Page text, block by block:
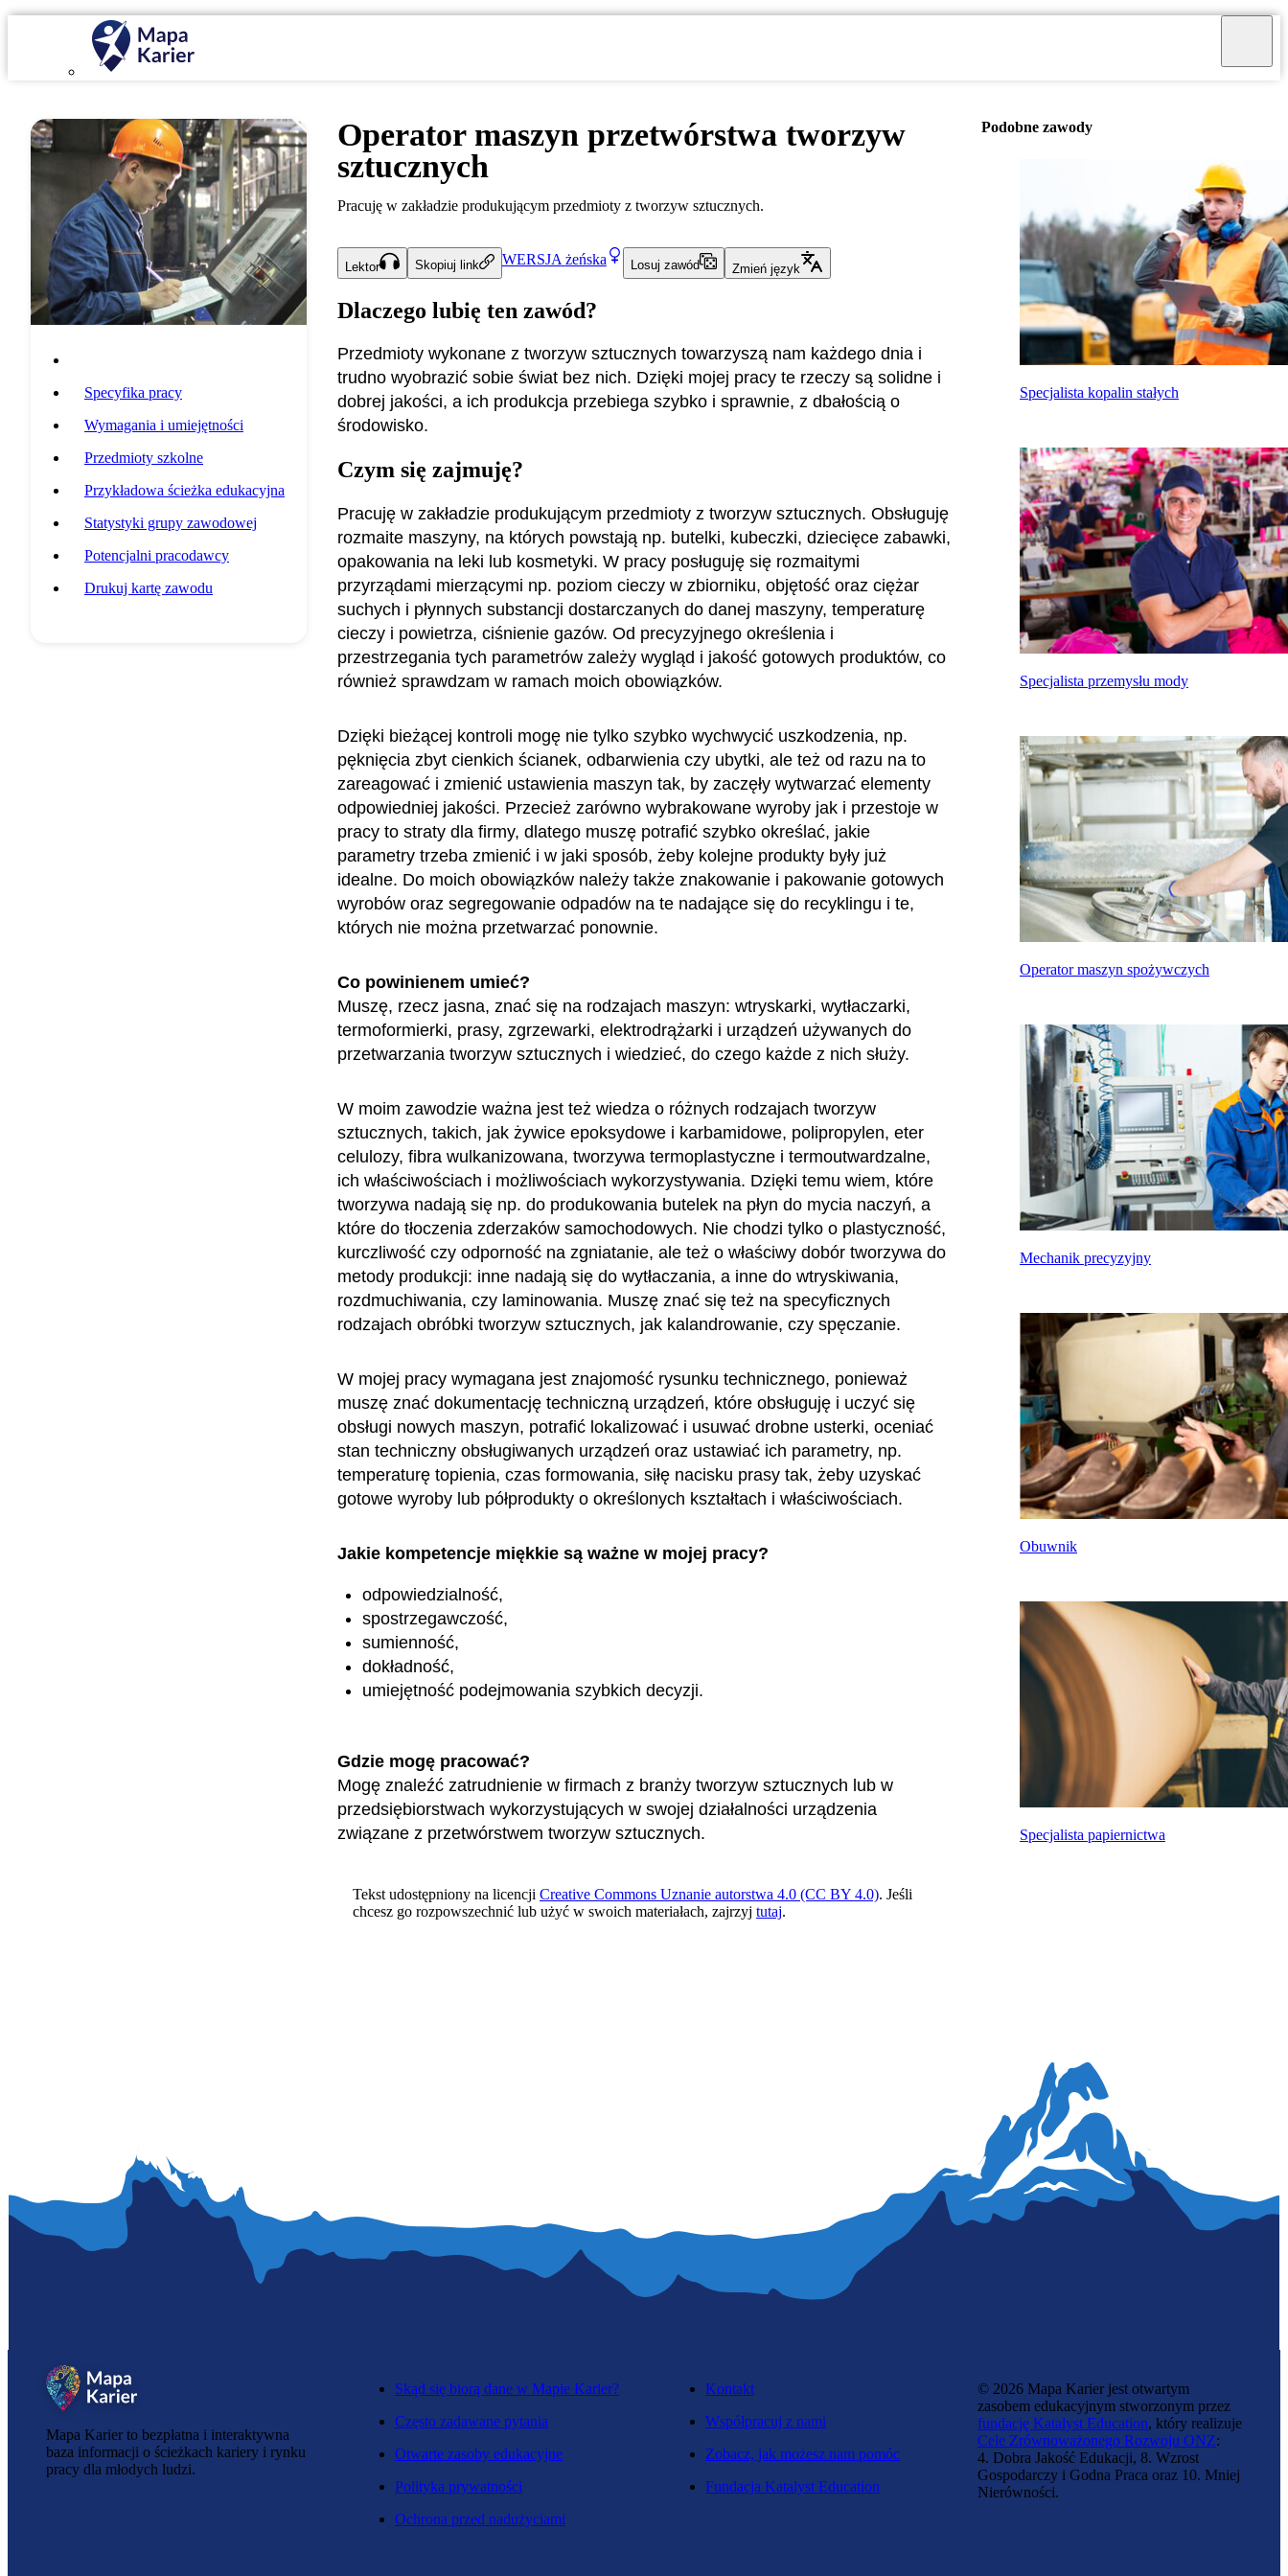
Specyfika pracy
Wymagania i umiejętności
Przedmioty szkolne
Przykładowa ścieżka edukacyjna
Statystyki grupy zawodowej
Potencjalni pracodawcy
Drukuj kartę zawodu
Operator maszyn przetwórstwa tworzyw
sztucznych
Pracuję w zakładzie produkującym przedmioty z tworzyw sztucznych.
Lektor Skopiuj link WERSJA żeńska Losuj zawód Zmień język
Dlaczego lubię ten zawód?
Przedmioty wykonane z tworzyw sztucznych towarzyszą nam każdego dnia i
trudno wyobrazić sobie świat bez nich. Dzięki mojej pracy te rzeczy są solidne i
dobrej jakości, a ich produkcja przebiega szybko i sprawnie, z dbałością o
środowisko.
Czym się zajmuję?
Pracuję w zakładzie produkującym przedmioty z tworzyw sztucznych. Obsługuję
rozmaite maszyny, na których powstają np. butelki, kubeczki, dziecięce zabawki,
opakowania na leki lub kosmetyki. W pracy posługuję się rozmaitymi
przyrządami mierzącymi np. poziom cieczy w zbiorniku, objętość oraz ciężar
suchych i płynnych substancji dostarczanych do danej maszyny, temperaturę
cieczy i powietrza, ciśnienie gazów. Od precyzyjnego określenia i
przestrzegania tych parametrów zależy wygląd i jakość gotowych produktów, co
również sprawdzam w ramach moich obowiązków.
Dzięki bieżącej kontroli mogę nie tylko szybko wychwycić uszkodzenia, np.
pęknięcia zbyt cienkich ścianek, odbarwienia czy ubytki, ale też od razu na to
zareagować i zmienić ustawienia maszyn tak, by zaczęły wytwarzać elementy
odpowiedniej jakości. Przecież zarówno wybrakowane wyroby jak i przestoje w
pracy to straty dla firmy, dlatego muszę potrafić szybko określać, jakie
parametry trzeba zmienić i w jaki sposób, żeby kolejne produkty były już
idealne. Do moich obowiązków należy także znakowanie i pakowanie gotowych
wyrobów oraz segregowanie odpadów na te nadające się do recyklingu i te,
których nie można przetwarzać ponownie.
Co powinienem umieć?
Muszę, rzecz jasna, znać się na rodzajach maszyn: wtryskarki, wytłaczarki,
termoformierki, prasy, zgrzewarki, elektrodrążarki i urządzeń używanych do
przetwarzania tworzyw sztucznych i wiedzieć, do czego każde z nich służy.
W moim zawodzie ważna jest też wiedza o różnych rodzajach tworzyw
sztucznych, takich, jak żywice epoksydowe i karbamidowe, polipropylen, eter
celulozy, fibra wulkanizowana, tworzywa termoplastyczne i termoutwardzalne,
ich właściwościach i możliwościach wykorzystywania. Dzięki temu wiem, które
tworzywa nadają się np. do produkowania butelek na płyn do mycia naczyń, a
które do tłoczenia zderzaków samochodowych. Nie chodzi tylko o plastyczność,
kurczliwość czy odporność na zgniatanie, ale też o właściwy dobór tworzywa do
metody produkcji: inne nadają się do wytłaczania, a inne do wtryskiwania,
rozdmuchiwania, czy laminowania. Muszę znać się też na specyficznych
rodzajach obróbki tworzyw sztucznych, jak kalandrowanie, czy spęczanie.
W mojej pracy wymagana jest znajomość rysunku technicznego, ponieważ
muszę znać dokumentację techniczną urządzeń, które obsługuję i uczyć się
obsługi nowych maszyn, potrafić lokalizować i usuwać drobne usterki, oceniać
stan techniczny obsługiwanych urządzeń oraz ustawiać ich parametry, np.
temperaturę topienia, czas formowania, siłę nacisku prasy tak, żeby uzyskać
gotowe wyroby lub półprodukty o określonych kształtach i właściwościach.
Jakie kompetencje miękkie są ważne w mojej pracy?
odpowiedzialność,
spostrzegawczość,
sumienność,
dokładność,
umiejętność podejmowania szybkich decyzji.
Gdzie mogę pracować?
Mogę znaleźć zatrudnienie w firmach z branży tworzyw sztucznych lub w
przedsiębiorstwach wykorzystujących w swojej działalności urządzenia
związane z przetwórstwem tworzyw sztucznych.
Tekst udostępniony na licencji Creative Commons Uznanie autorstwa 4.0 (CC BY 4.0). Jeśli
chcesz go rozpowszechnić lub użyć w swoich materiałach, zajrzyj tutaj.
Podobne zawody
Specjalista kopalin stałych
Specjalista przemysłu mody
Operator maszyn spożywczych
Mechanik precyzyjny
Obuwnik
Specjalista papiernictwa
Mapa Karier to bezpłatna i interaktywna
baza informacji o ścieżkach kariery i rynku
pracy dla młodych ludzi.
Skąd się biorą dane w Mapie Karier?
Często zadawane pytania
Otwarte zasoby edukacyjne
Polityka prywatności
Ochrona przed nadużyciami
Kontakt
Współpracuj z nami
Zobacz, jak możesz nam pomóc
Fundacja Katalyst Education
© 2026 Mapa Karier jest otwartym
zasobem edukacyjnym stworzonym przez
fundację Katalyst Education, który realizuje
Cele Zrównoważonego Rozwoju ONZ:
4. Dobra Jakość Edukacji, 8. Wzrost
Gospodarczy i Godna Praca oraz 10. Mniej
Nierówności.